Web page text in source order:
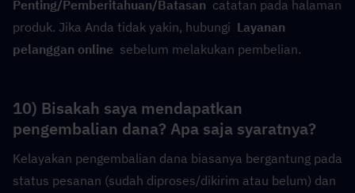
Penting/Pemberitahuan/Batasan
  catatan pada halaman
produk. Jika Anda tidak yakin, hubungi Layanan
pelanggan online
  sebelum melakukan pembelian.
10) Bisakah saya mendapatkan
pengembalian dana? Apa saja syaratnya?
Kelayakan pengembalian dana biasanya bergantung pada
status pesanan (sudah diproses/dikirim atau belum) dan